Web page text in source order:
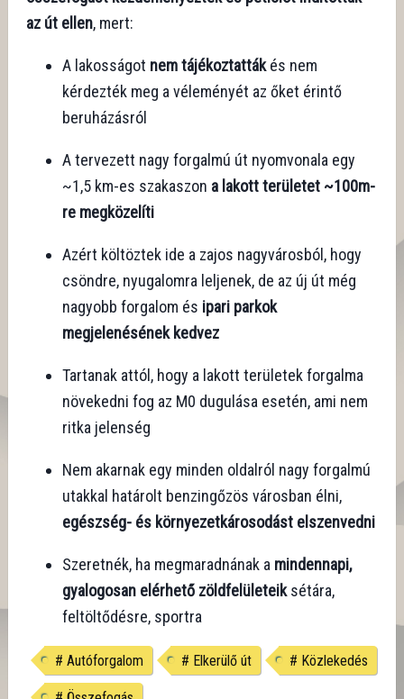
az út ellen, mert:
A lakosságot nem tájékoztattákés nem
kérdezték meg a véleményét az őket érintő
beruházásról
A tervezett nagy forgalmú út nyomvonala egy
~1,5 km-es szakaszon a lakott területet ~100m-
re megközelíti
Azért költöztek ide a zajos nagyvárosból, hogy
csöndre, nyugalomra leljenek, de az új út még
nagyobb forgalom és ipari parkok
megjelenésének kedvez
Tartanak attól, hogy a lakott területek forgalma
növekedni fog az M0 dugulása esetén, ami nem
ritka jelenség
Nem akarnak egy minden oldalról nagy forgalmú
utakkal határolt benzingőzös városban élni,
egészség- és környezetkárosodást elszenvedni
Szeretnék, ha megmaradnának a mindennapi,
gyalogosan elérhető zöldfelületeiksétára,
feltöltődésre, sportra
# Autóforgalom # Elkerülő út # Közlekedés